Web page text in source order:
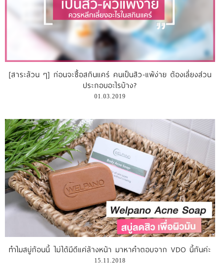
รีวิวผู้ใช้จริง
รีวิววีดีโอ
ติดต่อเรา
[สาระล้วน ๆ] ก่อนจะซื้อสกินแคร์ คนเป็นสิว-แพ้ง่าย ต้องเลี่ยงส่วน
ประกอบอะไรบ้าง?
01.03.2019
ทำไมสบู่ก้อนนี้ ไม่ได้มีดีแค่ล้างหน้า มาหาคำตอบจาก VDO นี้กันค่ะ
15.11.2018